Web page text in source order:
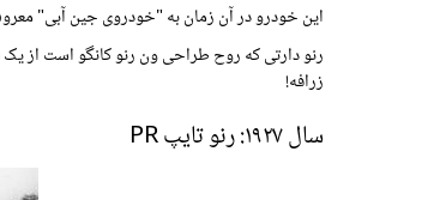
این خودرو در آن زمان به "خودروی جین آبی"
رنو دارتی که روح طراحی ون رنو کانگو است از
زرافه!
سال ۱۹۲۷: رنو تایپ PR